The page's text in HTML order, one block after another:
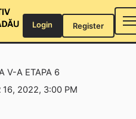
Login Register
V-A ETAPA 6
16, 2022, 3:00 PM